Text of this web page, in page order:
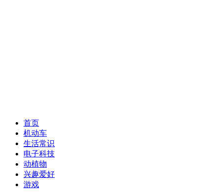
首页
机动车
生活常识
电子科技
动植物
兴趣爱好
游戏